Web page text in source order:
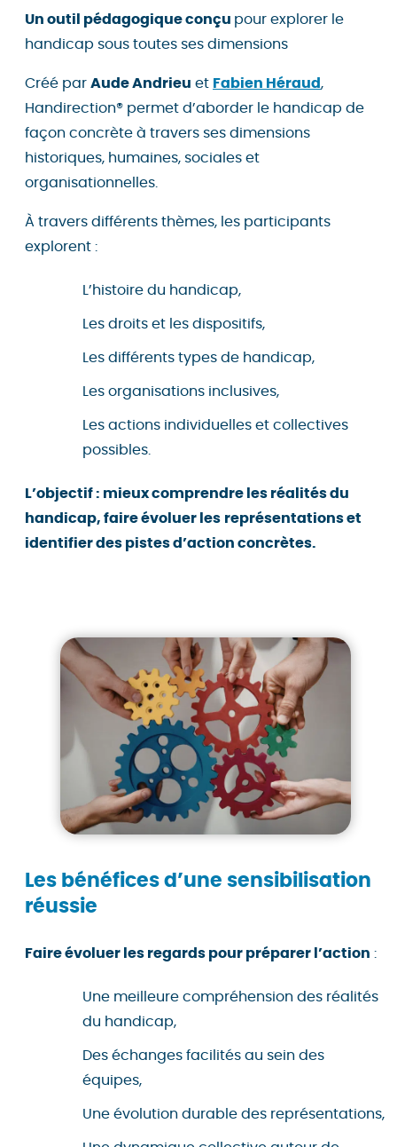
Un outil pédagogique conçu pour explorer le
handicap sous toutes ses dimensions
Créé par Aude Andrieu et Fabien Héraud,
Handirection® permet d’aborder le handicap de
façon concrète à travers ses dimensions
historiques, humaines, sociales et
organisationnelles.
À travers différents thèmes, les participants
explorent :
L’histoire du handicap,
Les droits et les dispositifs,
Les différents types de handicap,
Les organisations inclusives,
Les actions individuelles et collectives
possibles.
L’objectif : mieux comprendre les réalités du
handicap, faire évoluer les représentations et
identifier des pistes d’action concrètes.
Les bénéfices d’une sensibilisation
réussie
Faire évoluer les regards pour préparer l’action :
Une meilleure compréhension des réalités
du handicap,
Des échanges facilités au sein des
équipes,
Une évolution durable des représentations,